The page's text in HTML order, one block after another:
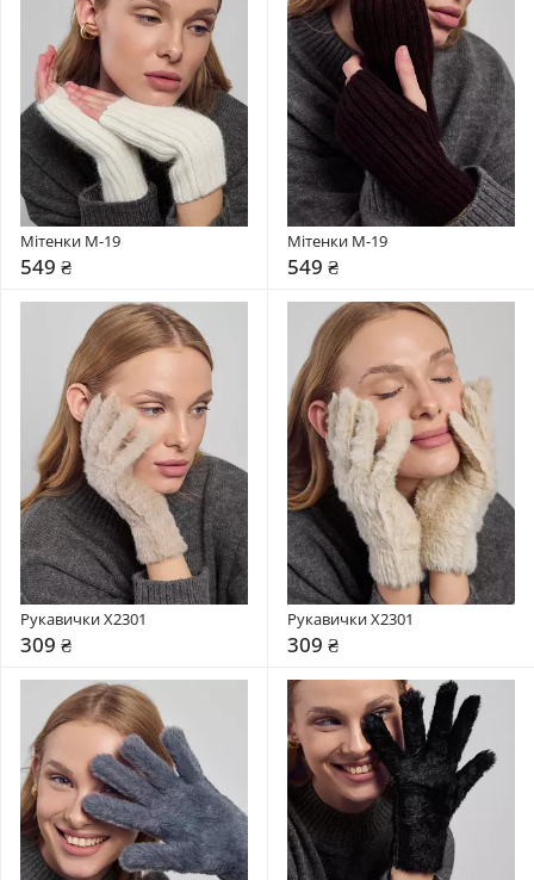
Мітенки М-19
549 ₴
Мітенки М-19
549 ₴
Рукавички X2301
309 ₴
Рукавички X2301
309 ₴